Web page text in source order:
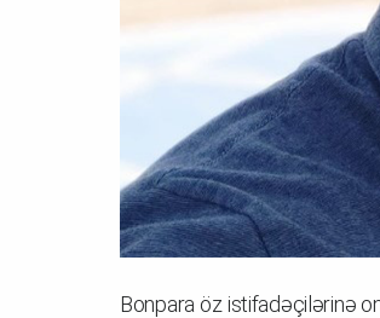
Bonpara öz istifadəçilərinə